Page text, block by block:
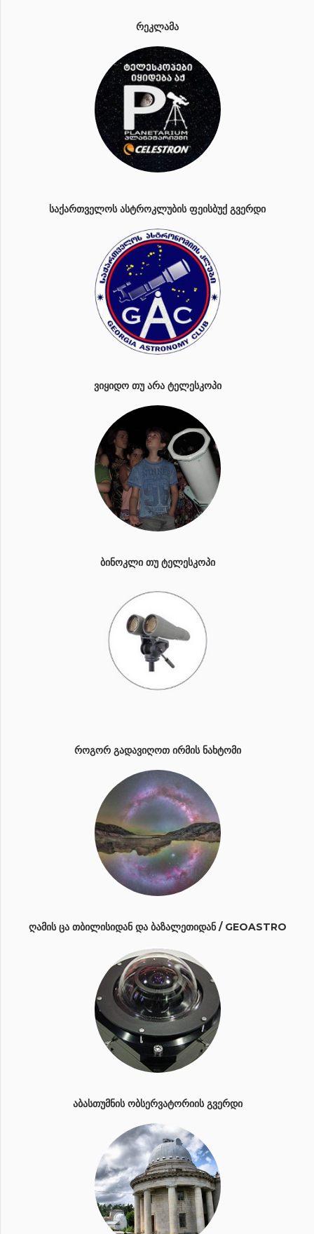
ᲠᲔᲙᲚᲐᲛᲐ
ᲡᲐᲥᲐᲠᲗᲕᲔᲚᲝᲡ ᲐᲡᲢᲠᲝᲙᲚᲣᲑᲘᲡ ᲤᲔᲘᲡᲑᲣᲥ ᲒᲕᲔᲠᲓᲘ
ᲕᲘᲧᲘᲓᲝ ᲗᲣ ᲐᲠᲐ ᲢᲔᲚᲔᲡᲙᲝᲞᲘ
ᲑᲘᲜᲝᲙᲚᲘ ᲗᲣ ᲢᲔᲚᲔᲡᲙᲝᲞᲘ
ᲠᲝᲒᲝᲠ ᲒᲐᲓᲐᲕᲘᲦᲝᲗ ᲘᲠᲛᲘᲡ ᲜᲐᲮᲢᲝᲛᲘ
ᲦᲐᲛᲘᲡ ᲪᲐ ᲗᲑᲘᲚᲘᲡᲘᲓᲐᲜ ᲓᲐ ᲑᲐᲖᲐᲚᲔᲗᲘᲓᲐᲜ / GEOASTRO
ᲐᲑᲐᲡᲗᲣᲛᲜᲘᲡ ᲝᲑᲡᲔᲠᲕᲐᲢᲝᲠᲘᲘᲡ ᲒᲕᲔᲠᲓᲘ